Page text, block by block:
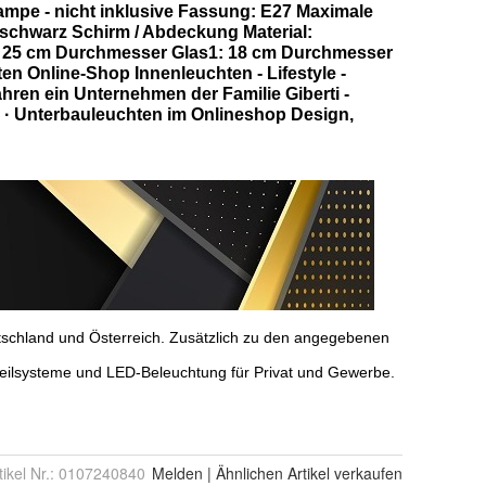
Nr.: 0107240840 Melden | Ähnlichen Artikel verkaufen